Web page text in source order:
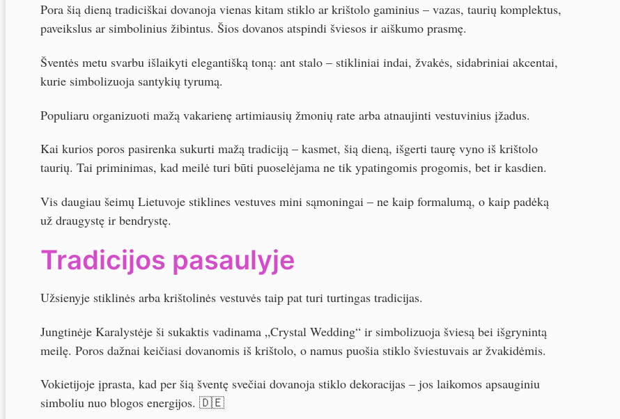
Pora šią dieną tradiciškai dovanoja vienas kitam stiklo ar krištolo gaminius – vazas, taurių komplektus,
paveikslus ar simbolinius žibintus. Šios dovanos atspindi šviesos ir aiškumo prasmę.
Šventės metu svarbu išlaikyti elegantišką toną: ant stalo – stikliniai indai, žvakės, sidabriniai akcentai,
kurie simbolizuoja santykių tyrumą.
Populiaru organizuoti mažą vakarienę artimiausių žmonių rate arba atnaujinti vestuvinius įžadus.
Kai kurios poros pasirenka sukurti mažą tradiciją – kasmet, šią dieną, išgerti taurę vyno iš krištolo
taurių. Tai priminimas, kad meilė turi būti puoselėjama ne tik ypatingomis progomis, bet ir kasdien.
Vis daugiau šeimų Lietuvoje stiklines vestuves mini sąmoningai – ne kaip formalumą, o kaip padėką
už draugystę ir bendrystę.
Tradicijos pasaulyje
Užsienyje stiklinės arba krištolinės vestuvės taip pat turi turtingas tradicijas.
Jungtinėje Karalystėje ši sukaktis vadinama „Crystal Wedding“ ir simbolizuoja šviesą bei išgrynintą
meilę. Poros dažnai keičiasi dovanomis iš krištolo, o namus puošia stiklo šviestuvais ar žvakidėmis.
Vokietijoje įprasta, kad per šią šventę svečiai dovanoja stiklo dekoracijas – jos laikomos apsauginiu
simboliu nuo blogos energijos. 🇩🇪